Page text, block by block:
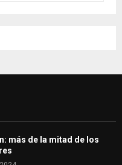
H
más de la mitad de los